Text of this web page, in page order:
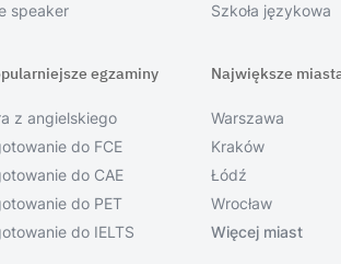
speaker
Szkoła językowa
egzaminy
z angielskiego
do FCE
do CAE
do PET
do IELTS
Największe
Warszawa
Kraków
Łódź
Wrocław
Więcej miast